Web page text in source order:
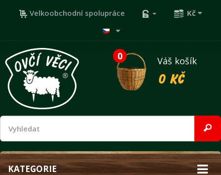
Velkoobchodní spolupráce Kč
0
Váš košík
0 Kč
KATEGORIE